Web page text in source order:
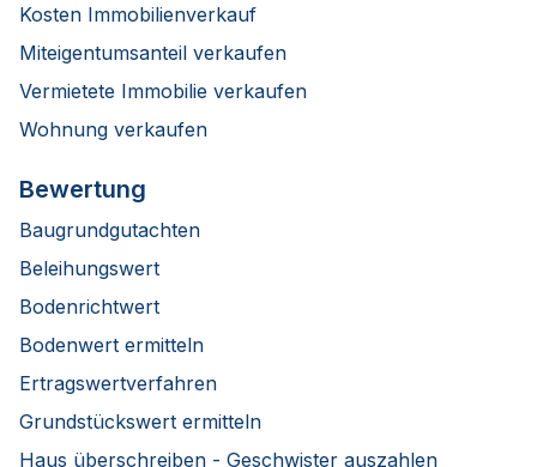
Kosten Immobilienverkauf
Miteigentumsanteil verkaufen
Vermietete Immobilie verkaufen
Wohnung verkaufen
Bewertung
Baugrundgutachten
Beleihungswert
Bodenrichtwert
Bodenwert ermitteln
Ertragswertverfahren
Grundstückswert ermitteln
Haus überschreiben - Geschwister auszahlen